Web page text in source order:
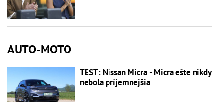
AUTO-MOTO
TEST: Nissan Micra - Micra ešte nikdy
nebola príjemnejšia